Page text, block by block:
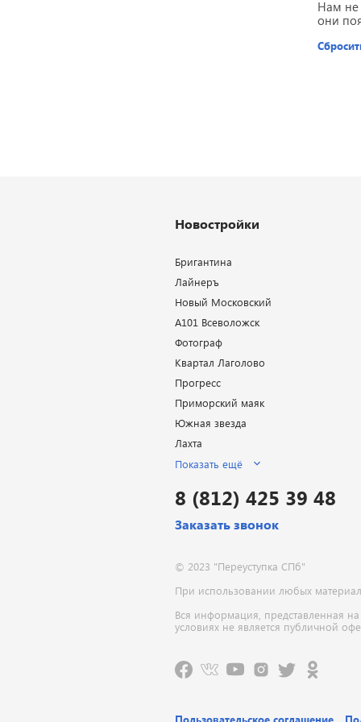
Нам не
они
8 (812) 425 39 48
Заказать звонок
© 2023 "Переуступка СПб"
При использовании любых
Вся информация, представленная
условиях не является публичной
Новостройки
Бригантина
Лайнеръ
Новый Московский
А101 Всеволожск
Фотограф
Квартал Лаголово
Прогресс
Приморский маяк
Южная звезда
Лахта
Показать ещё
Пользовательское соглашение